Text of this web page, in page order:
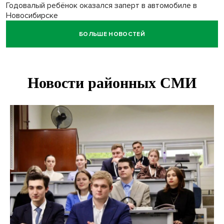
Годовалый ребёнок оказался заперт в автомобиле в
Новосибирске
БОЛЬШЕ НОВОСТЕЙ